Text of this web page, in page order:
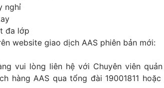
nghỉ
đa lớp
website giao dịch AAS phiên bản mới:
vui lòng liên hệ với Chuyên viên
hàng AAS qua tổng đài 19001811